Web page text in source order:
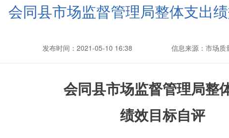
会同县市场监督管理局整体支出
发布时间：2021-05-10 16:38 信息来源：市场质
会同县市场监督管理局整
绩效目标自评